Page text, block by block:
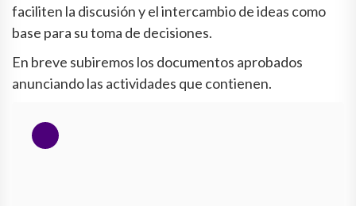
faciliten la discusión y el intercambio de ideas como
base para su toma de decisiones.
En breve subiremos los documentos aprobados
anunciando las actividades que contienen.